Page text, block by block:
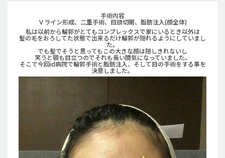
手術内容
Ｖライン形成、二重手術、目頭切開、脂肪注入(顔全体)
私は以前から輪郭がとてもコンプレックスで家にいるとき以外は
髪の毛をおろしてた状態で出来るだけ輪郭が隠れるようにしていまし
た。
でも髪でそうと思ってもこの大きな顔は隠しきれないし
笑うと顎も目立つのでそれも長い間気になっていました。
そこで今回id病院で輪郭手術と脂肪注入、そして目の手術をする事を
決意しました。